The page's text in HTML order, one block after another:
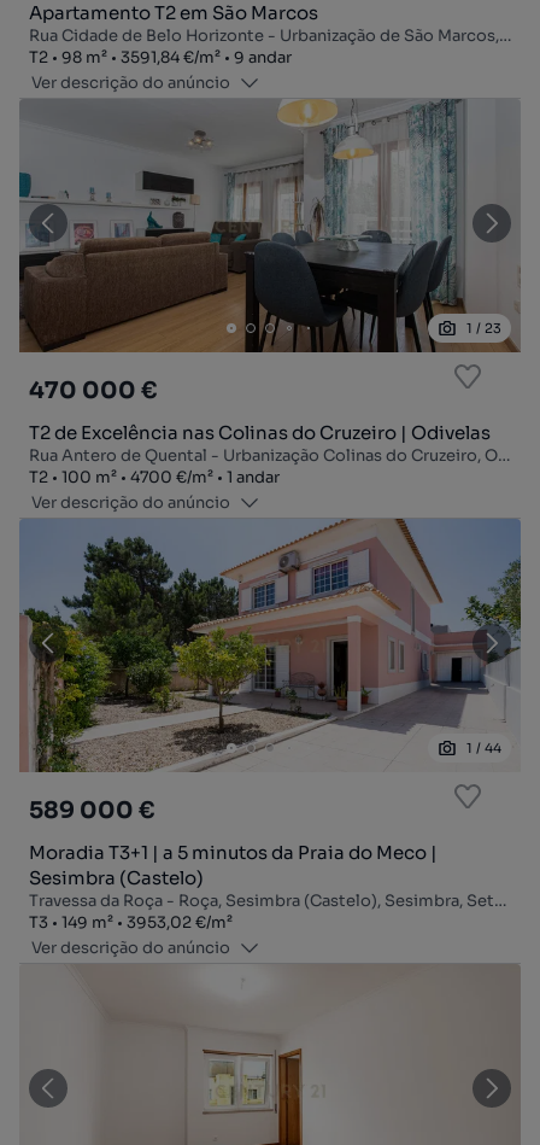
Apartamento T2 em São Marcos
Rua Cidade de Belo Horizonte - Urbanização de São Marcos, São Marcos, Cacém e São Marcos, Sintra, Lisboa
Tipologia
T2
Zona98 m²
Preço por metro quadrado
3591,84 €/m²
Andar
9 andar
Ver descrição do anúncio
1 / 23
470 000 €
T2 de Excelência nas Colinas do Cruzeiro | Odivelas
Rua Antero de Quental - Urbanização Colinas do Cruzeiro, Odivelas, Odivelas, Lisboa
Tipologia
T2
Zona100 m²
Preço por metro quadrado
4700 €/m²
Andar
1 andar
Ver descrição do anúncio
1 / 44
589 000 €
Moradia T3+1 | a 5 minutos da Praia do Meco |
Sesimbra (Castelo)
Travessa da Roça - Roça, Sesimbra (Castelo), Sesimbra, Setúbal
Tipologia
T3
Zona149 m²
Preço por metro quadrado
3953,02 €/m²
Ver descrição do anúncio